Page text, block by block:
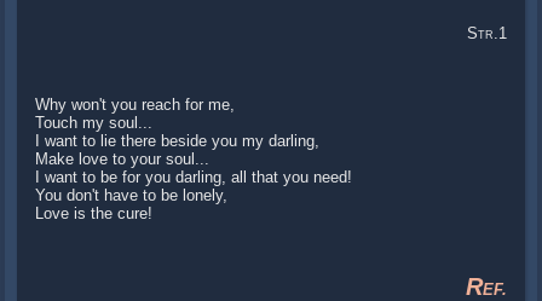
STR .1
Why won't you reach for me,
Touch my soul...
I want to lie there beside you my darling,
Make love to your soul...
I want to be for you darling, all that you need!
You don't have to be lonely,
Love is the cure!
REF.